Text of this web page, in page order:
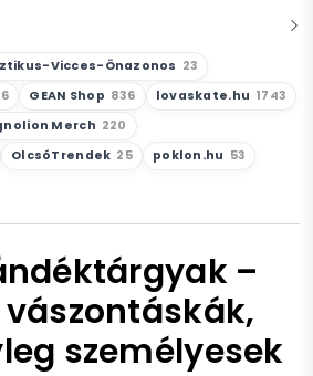
Vicces-Önazonos 23
GEAN Shop 836 lovaskate.hu 1743
Merch 220
OlcsóTrendek 25 poklon.hu 53
–
személyesek